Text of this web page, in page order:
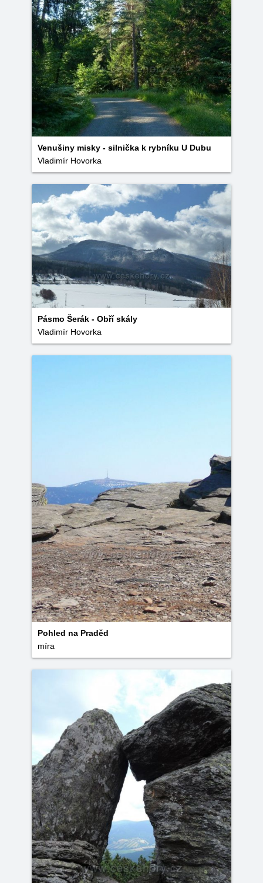
Venušiny misky - silnička k rybníku U Dubu
Vladimír Hovorka
Pásmo Šerák - Obří skály
Vladimír Hovorka
Pohled na Praděd
míra